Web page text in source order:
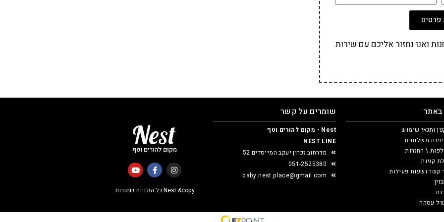
ואנו נחזור אליכם עם שירות
באתר
ותנאי שימוש
משלוחים
\ החזרות
קניות
קשר ושעות פעילות
עסקה
שומרים על קשר
Nest - מקום להורים וטף
NEST LINE
מדרחוב זכרון יעקב המייסדים 52
051-2525380
baby.nest.place@gmail.com
Nest &copy כל הזכויות שמורות